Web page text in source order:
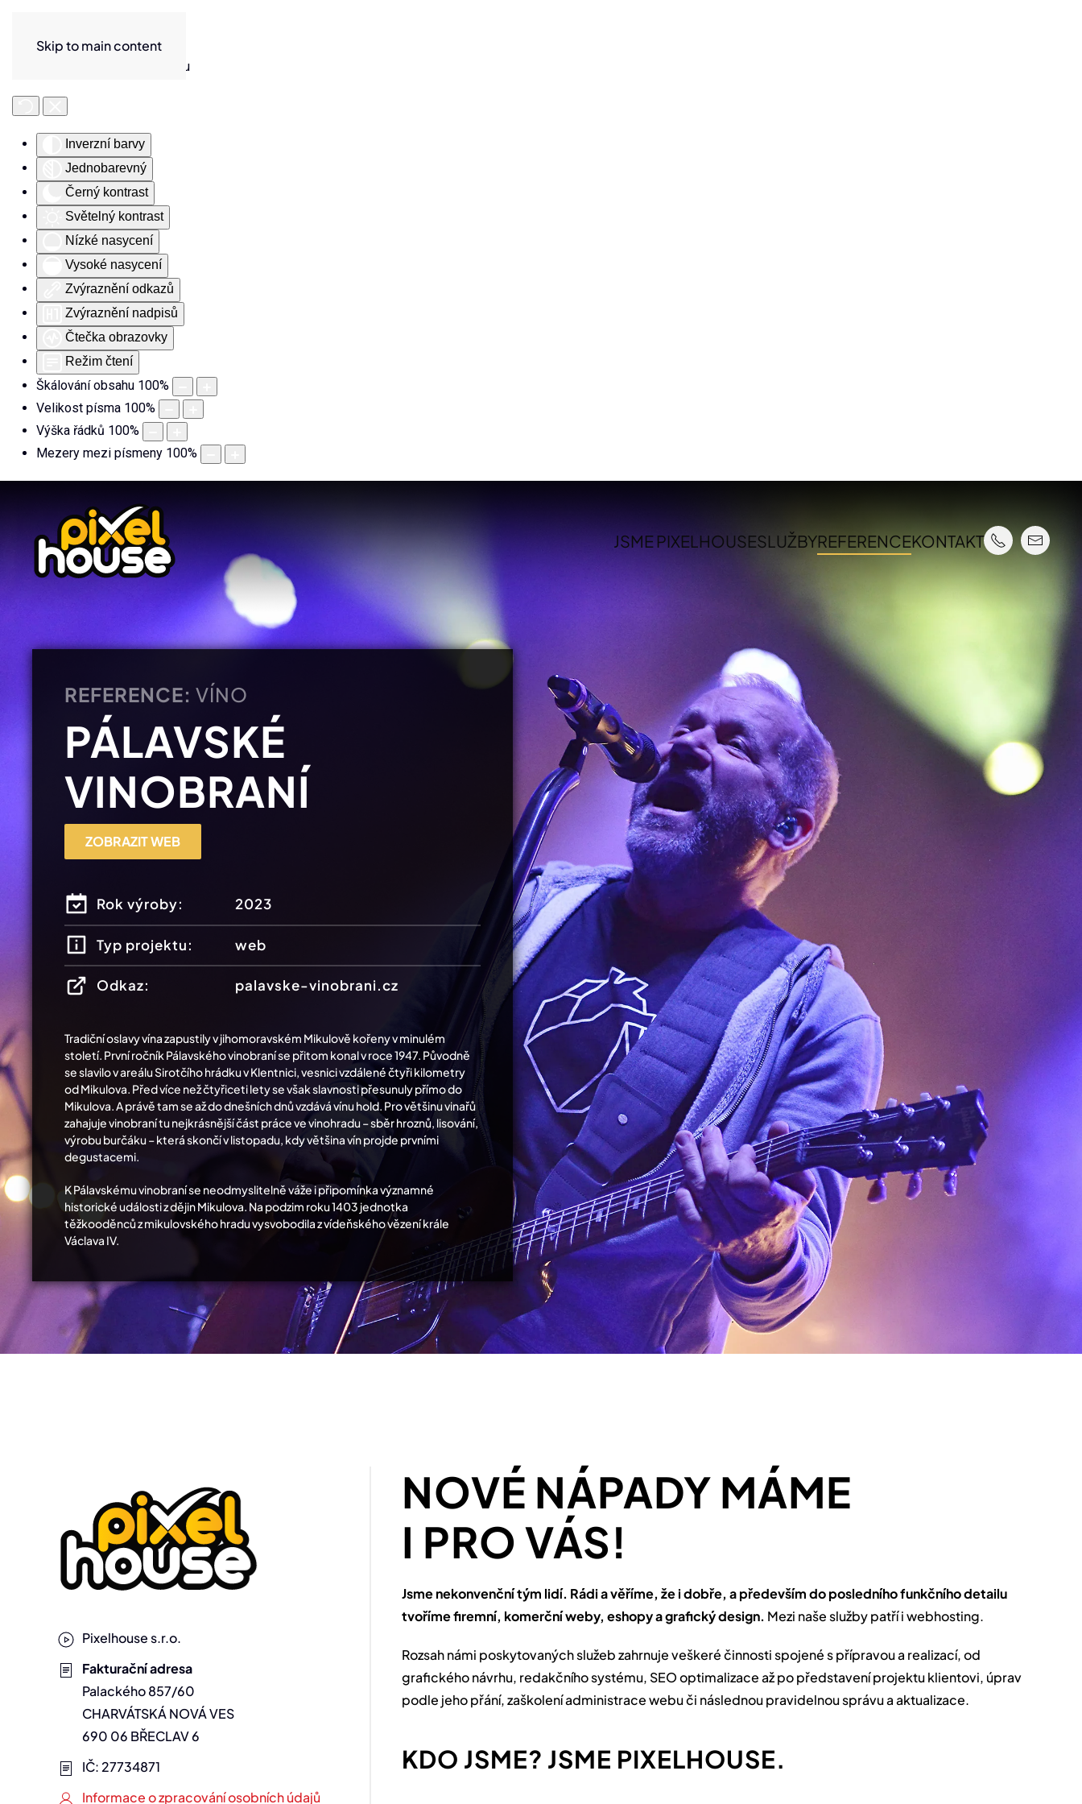
Nástroje pro usnadnění přístupu
Inverzní barvy
Jednobarevný
Černý kontrast
Světelný kontrast
Nízké nasycení
Vysoké nasycení
Zvýraznění odkazů
Zvýraznění nadpisů
Čtečka obrazovky
Režim čtení
Škálování obsahu 100%
Velikost písma 100%
Výška řádků 100%
Mezery mezi písmeny 100%
Skip to main content
JSME PIXELHOUSESLUŽBYREFERENCEKONTAKT
REFERENCE: VÍNO
PÁLAVSKÉ
VINOBRANÍ
ZOBRAZIT WEB
Rok výroby: 2023
Typ projektu: web
Odkaz: palavske-vinobrani.cz
Tradiční oslavy vína zapustily v jihomoravském Mikulově kořeny v minulém
století. První ročník Pálavského vinobraní se přitom konal v roce 1947. Původně
se slavilo v areálu Sirotčího hrádku v Klentnici, vesnici vzdálené čtyři kilometry
od Mikulova. Před více než čtyřiceti lety se však slavnosti přesunuly přímo do
Mikulova. A právě tam se až do dnešních dnů vzdává vínu hold. Pro většinu vinařů
zahajuje vinobraní tu nejkrásnější část práce ve vinohradu – sběr hroznů, lisování,
výrobu burčáku – která skončí v listopadu, kdy většina vín projde prvními
degustacemi.
K Pálavskému vinobraní se neodmyslitelně váže i připomínka významné
historické události z dějin Mikulova. Na podzim roku 1403 jednotka
těžkooděnců z mikulovského hradu vysvobodila z vídeňského vězení krále
Václava IV.
Pixelhouse s.r.o.
Fakturační adresa
Palackého 857/60
CHARVÁTSKÁ NOVÁ VES
690 06 BŘECLAV 6
IČ: 27734871
Informace o zpracování osobních údajů
NOVÉ NÁPADY MÁME
I PRO VÁS!
Jsme nekonvenční tým lidí. Rádi a věříme, že i dobře, a především do posledního funkčního detailu
tvoříme firemní, komerční weby, eshopy a grafický design. Mezi naše služby patří i webhosting.
Rozsah námi poskytovaných služeb zahrnuje veškeré činnosti spojené s přípravou a realizací, od
grafického návrhu, redakčního systému, SEO optimalizace až po představení projektu klientovi, úprav
podle jeho přání, zaškolení administrace webu či následnou pravidelnou správu a aktualizace.
KDO JSME? JSME PIXELHOUSE.